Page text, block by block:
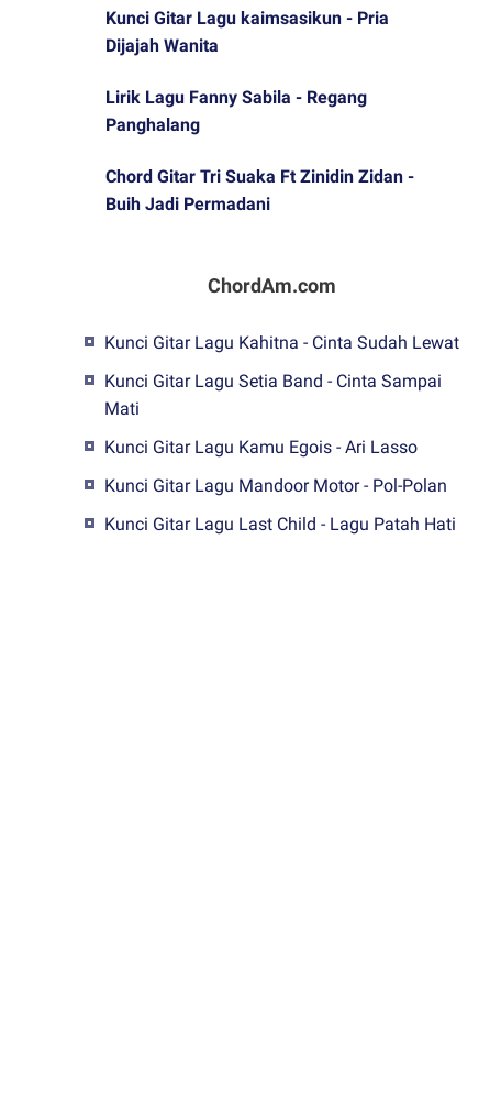
Kunci Gitar Lagu kaimsasikun - Pria
Dijajah Wanita
Lirik Lagu Fanny Sabila - Regang
Panghalang
Chord Gitar Tri Suaka Ft Zinidin Zidan -
Buih Jadi Permadani
ChordAm.com
Kunci Gitar Lagu Kahitna - Cinta Sudah Lewat
Kunci Gitar Lagu Setia Band - Cinta Sampai
Mati
Kunci Gitar Lagu Kamu Egois - Ari Lasso
Kunci Gitar Lagu Mandoor Motor - Pol-Polan
Kunci Gitar Lagu Last Child - Lagu Patah Hati